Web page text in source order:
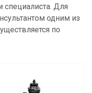
специалиста. Для
одним из
по